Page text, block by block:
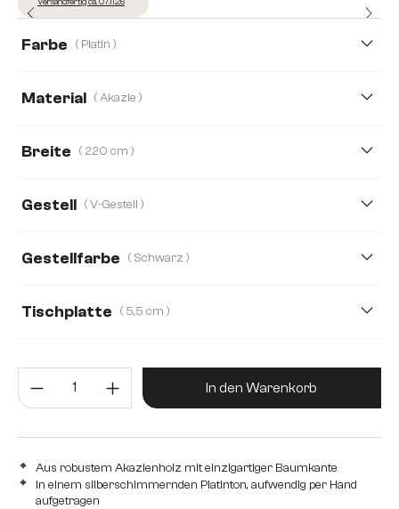
Farbe ( Platin )
Material ( Akazie )
Breite ( 220 cm )
280 cm
Gestell ( V-Gestell )
Gestellfarbe ( Schwarz )
Tischplatte ( 5,5 cm )
Produkt Anzahl: Gib den
In den Warenkorb
Aus robustem Akazienholz mit einzigartiger Baumkante
In einem silberschimmernden Platinton, aufwendig per Hand
aufgetragen